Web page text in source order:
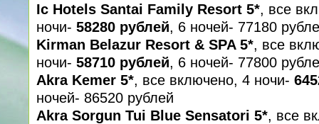
Ic Hotels Santai Family Resort 5*, все
ночи- 58280 рублей, 6 ночей- 77180
Kirman Belazur Resort & SPA 5*, все
ночи- 58710 рублей, 6 ночей- 77800
Akra Kemer 5*, все включено, 4 ночи-
ночей- 86520 рублей
Akra Sorgun Tui Blue Sensatori 5*, все